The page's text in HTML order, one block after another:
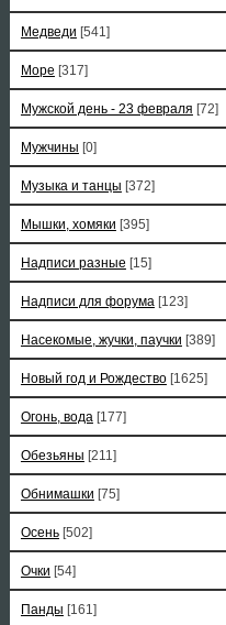
Медведи [541]
Море [317]
Мужской день - 23 февраля [72]
Мужчины [0]
Музыка и танцы [372]
Мышки, хомяки [395]
Надписи разные [15]
Надписи для форума [123]
Насекомые, жучки, паучки [389]
Новый год и Рождество [1625]
Огонь, вода [177]
Обезьяны [211]
Обнимашки [75]
Осень [502]
Очки [54]
Панды [161]